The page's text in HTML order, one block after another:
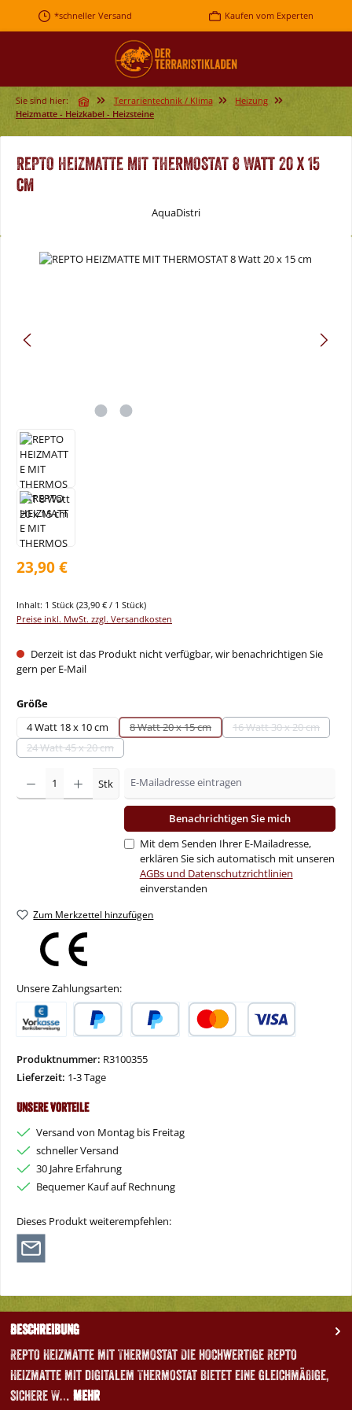
Zum Hauptinhalt springen
*schneller Versand Kaufen vom Experten
Sie sind hier: Terrarientechnik / Klima
Heizung
Heizmatte - Heizkabel - Heizsteine
REPTO HEIZMATTE MIT THERMOSTAT 8 Watt 20 x 15
cm
AquaDistri
Bildergalerie überspringen
23,90 €
Inhalt: 1 Stück (23,90 € / 1 Stück)
Preise inkl. MwSt. zzgl. Versandkosten
Derzeit ist das Produkt nicht verfügbar, wir benachrichtigen Sie
gern per E-Mail
Größeauswählen
4 Watt 18 x 10 cm
8 Watt 20 x 15 cm(Diese Option ist zurzeit nicht verfügbar.)
16 Watt 30 x 20 cm
(Diese Option ist
24 Watt 45 x 20 cm(Diese Option ist zurzeit nicht verfügbar.)
Stk
Benachrichtigen Sie mich
Mit dem Senden Ihrer E-Mailadresse,
erklären Sie sich automatisch mit unseren
AGBs und Datenschutzrichtlinien
einverstanden
Zum Merkzettel hinzufügen
Unsere Zahlungsarten:
Produktnummer: R3100355
Lieferzeit: 1-3 Tage
Unsere Vorteile
Versand von Montag bis Freitag
schneller Versand
30 Jahre Erfahrung
Bequemer Kauf auf Rechnung
Dieses Produkt weiterempfehlen:
Beschreibung
Repto Heizmatte mit Thermostat Die hochwertige Repto
Heizmatte mit digitalem Thermostat bietet eine gleichmäßige,
sichere W… Mehr